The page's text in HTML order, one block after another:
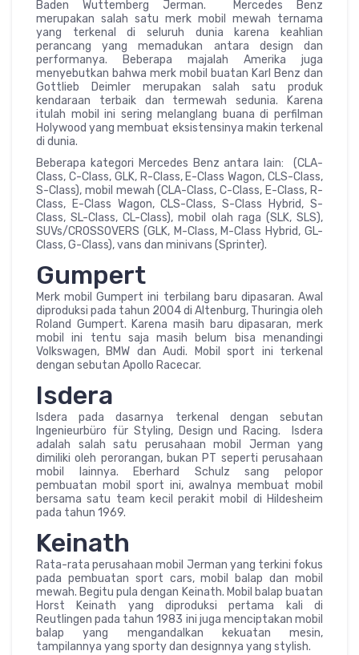
Baden Wuttemberg Jerman. Mercedes Benz
merupakan salah satu merk mobil mewah ternama
yang terkenal di seluruh dunia karena keahlian
perancang yang memadukan antara design dan
performanya. Beberapa majalah Amerika juga
menyebutkan bahwa merk mobil buatan Karl Benz dan
Gottlieb Deimler merupakan salah satu produk
kendaraan terbaik dan termewah sedunia. Karena
itulah mobil ini sering melanglang buana di perfilman
Holywood yang membuat eksistensinya makin terkenal
di dunia.
Beberapa kategori Mercedes Benz antara lain: (CLA-
Class, C-Class, GLK, R-Class, E-Class Wagon, CLS-Class,
S-Class), mobil mewah (CLA-Class, C-Class, E-Class, R-
Class, E-Class Wagon, CLS-Class, S-Class Hybrid, S-
Class, SL-Class, CL-Class), mobil olah raga (SLK, SLS),
SUVs/CROSSOVERS (GLK, M-Class, M-Class Hybrid, GL-
Class, G-Class), vans dan minivans (Sprinter).
Gumpert
Merk mobil Gumpert ini terbilang baru dipasaran. Awal
diproduksi pada tahun 2004 di Altenburg, Thuringia oleh
Roland Gumpert. Karena masih baru dipasaran, merk
mobil ini tentu saja masih belum bisa menandingi
Volkswagen, BMW dan Audi. Mobil sport ini terkenal
dengan sebutan Apollo Racecar.
Isdera
Isdera pada dasarnya terkenal dengan sebutan
Ingenieurbüro für Styling, Design und Racing. Isdera
adalah salah satu perusahaan mobil Jerman yang
dimiliki oleh perorangan, bukan PT seperti perusahaan
mobil lainnya. Eberhard Schulz sang pelopor
pembuatan mobil sport ini, awalnya membuat mobil
bersama satu team kecil perakit mobil di Hildesheim
pada tahun 1969.
Keinath
Rata-rata perusahaan mobil Jerman yang terkini fokus
pada pembuatan sport cars, mobil balap dan mobil
mewah. Begitu pula dengan Keinath. Mobil balap buatan
Horst Keinath yang diproduksi pertama kali di
Reutlingen pada tahun 1983 ini juga menciptakan mobil
balap yang mengandalkan kekuatan mesin,
tampilannya yang sporty dan designnya yang stylish.